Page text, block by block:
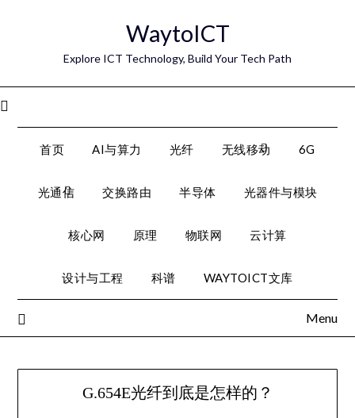
WaytoICT
Explore ICT Technology, Build Your Tech Path
首页 AI与算力 光纤 无线移动 6G
光通信 交换路由 半导体 光器件与模块
核心网 原理 物联网 云计算
设计与工程 科谱 WAYTOICT文库
Menu
G.654E光纤到底是怎样的？